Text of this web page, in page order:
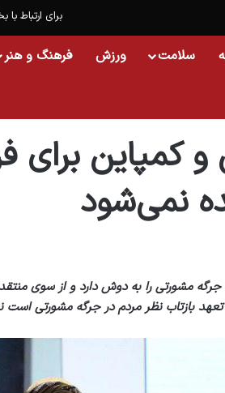
برای ارتباط با
سلامت ورزش فرهنگ و هنر
برای
نمی‌شود
مشورتی را به دوش دارد و از سوی
تعهد بازتاب نظر مردم در جرگه مشورتی